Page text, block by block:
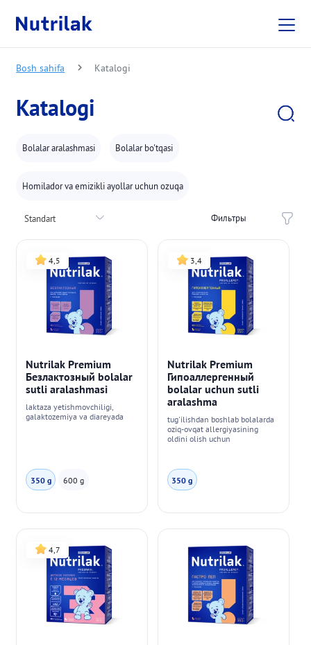
Bosh sahifa Katalogi
Katalogi
Bolalar aralashmasi Bolalar bo'tqasi
Homilador va emizikli ayollar uchun ozuqa
Standart Фильтры
4,5
Nutrilak Premium
Безлактозный bolalar
sutli aralashmasi
laktaza yetishmovchiligi,
galaktozemiya va diareyada
350 g 600 g
3,4
Nutrilak Premium
Гипоаллергенный
bolalar uchun sutli
aralashma
tug'ilishdan boshlab bolalarda
oziq-ovqat allergiyasining
oldini olish uchun
350 g
4,7